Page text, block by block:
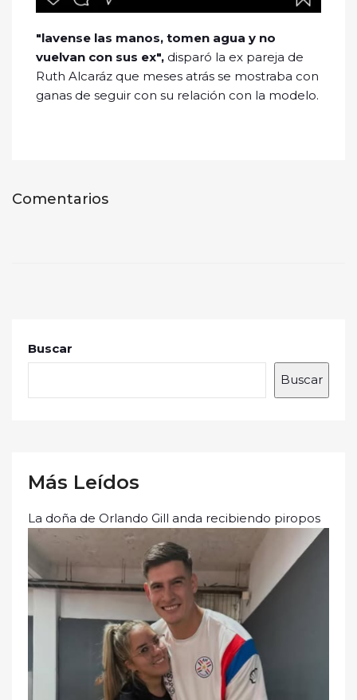
"lavense las manos, tomen agua y no
vuelvan con sus ex", disparó la ex pareja de
Ruth Alcaráz que meses atrás se mostraba con
ganas de seguir con su relación con la modelo.
Comentarios
Buscar
Buscar
Más Leídos
La doña de Orlando Gill anda recibiendo piropos